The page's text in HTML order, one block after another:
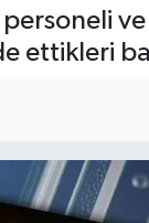
ettikleri